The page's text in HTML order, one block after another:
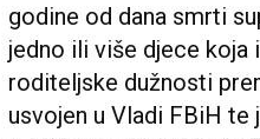
godine od dana smrti
jedno ili više djece koja
roditeljske dužnosti
usvojen u Vladi FBiH te